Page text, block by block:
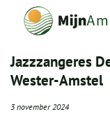
Jazzzangeres
Wester-Amstel
3 november 2024